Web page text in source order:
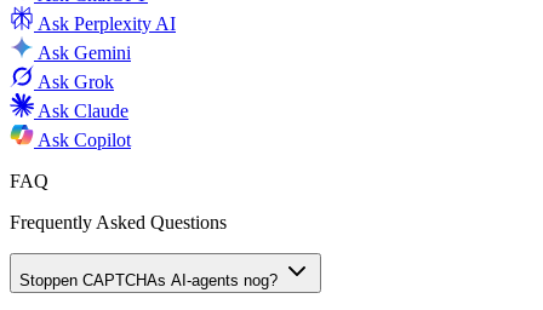
Ask Perplexity AI
Ask Gemini
Ask Grok
Ask Claude
Ask Copilot
FAQ
Frequently Asked Questions
Stoppen CAPTCHAs AI-agents nog?